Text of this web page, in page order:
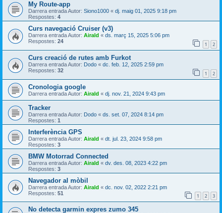
My Route-app
Darrera entrada Autor: Siono1000 « dj. maig 01, 2025 9:18 pm
Respostes: 4
Curs navegació Cruiser (v3)
Darrera entrada Autor: Airald « ds. març 15, 2025 5:06 pm
Respostes: 24 1 2
Curs creació de rutes amb Furkot
Darrera entrada Autor: Dodo « dc. feb. 12, 2025 2:59 pm
Respostes: 32 1 2
Cronologia google
Darrera entrada Autor: Airald « dj. nov. 21, 2024 9:43 pm
Tracker
Darrera entrada Autor: Dodo « ds. set. 07, 2024 8:14 pm
Respostes: 1
Interferència GPS
Darrera entrada Autor: Airald « dt. jul. 23, 2024 9:58 pm
Respostes: 3
BMW Motorrad Connected
Darrera entrada Autor: Airald « dv. des. 08, 2023 4:22 pm
Respostes: 3
Navegador al mòbil
Darrera entrada Autor: Airald « dc. nov. 02, 2022 2:21 pm
Respostes: 51 1 2 3
No detecta garmin expres zumo 345